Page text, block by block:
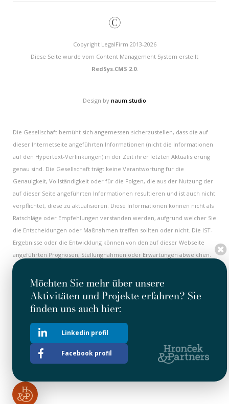
©
Copyright LegalFirm 2013-2026
Diese Seite wurde vom Content Management System erstellt
RedSys.CMS 2.0.
Design by naum.studio
Die Gesellschaft bemüht sich angemessen sicherzustellen, dass die auf
dieser Internetseite angeführten Informationen (nicht die Informationen
auf den Hypertext-Verlinkungen) in der Zeit ihrer letzten Aktualisierung
genau sind. Die Gesellschaft trägt keine Verantwortung für die
Genauigkeit, Vollständigkeit oder für die Folgen, die aus der Nutzung der
auf dieser Seite angeführten Informationen resultieren und ist auch nicht
verpflichtet, diese zu aktualisieren. Diese Informationen können nicht als
Ratschläge oder Empfehlungen verstanden werden, aufgrund welcher Sie
die Entscheidungen oder Maßnahmen treffen sollten oder nicht. Die IST-
Ergebnisse oder die Entwicklung können von den auf dieser Webseite
angeführten Prognosen, Stellungnahmen oder Erwartungen abweichen.
Einige Informationen auf dieser Internetseite haben einen historischen
Charakter und müssen nicht aktuell sein. Alle historischen Informationen
sind als aktuell am Datum ihrer ersten Veröffentlichung zu halten. Nichts
an dieser Internetseite kann als Herausforderung oder Investitions- oder
Diese Internetseite enthält auch Hypertext-Verlinkungen auf andere
Internetseiten. Die Gesellschaft übernimmt weder die Kontrolle, noch
die Verantwortung für beliebige Informationen oder Stellungnahmen
angeführt auf anderen Internetseiten.
Möchten Sie mehr über unsere
Aktivitäten und Projekte erfahren? Sie
finden uns auch hier:
Linkedin profil
Facebook profil